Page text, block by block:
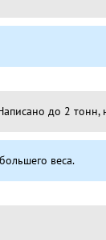
до 2 тонн,
веса.